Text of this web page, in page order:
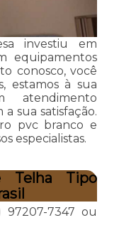
investiu em
equipamentos
conosco, você
estamos à sua
atendimento
sua satisfação.
pvc branco e
especialistas.
Telha Tipo
97207-7347 ou